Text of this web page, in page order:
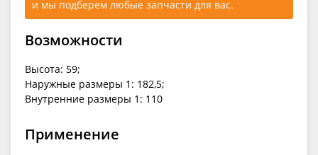
и мы подберем любые запчасти для вас.
Возможности
Высота: 59;
Наружные размеры 1: 182,5;
Внутренние размеры 1: 110
Применение